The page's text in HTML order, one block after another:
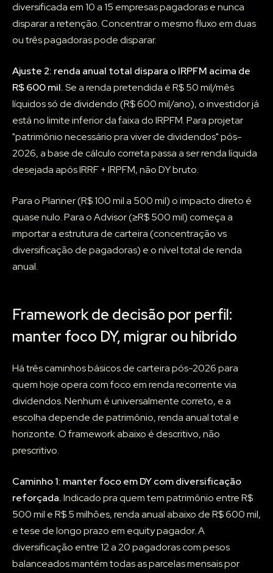
diversificada em 10 a 15 empresas pagadoras e nunca
disparar a retenção. Concentrar o mesmo fluxo em duas
ou três pagadoras pode disparar.
Ajuste 2: renda anual total dispara o IRPFM acima de
R$ 600 mil.Se a renda pretendida é R$ 50 mil/mês
líquidos só de dividendo (R$ 600 mil/ano), o investidor já
está no limite inferior da faixa do IRPFM. Para projetar
"patrimônio necessário pra viver de dividendos" pós-
2026, a base de cálculo correta passa a ser renda líquida
desejada após IRRF + IRPFM, não DY bruto.
Para o Planner (R$ 100 mil a 500 mil) o impacto direto é
quase nulo. Para o Advisor (≥R$ 500 mil) começa a
importar a estrutura de carteira (concentração vs
diversificação de pagadoras) e o nível total de renda
anual.
Framework de decisão por perfil:
manter foco DY, migrar ou híbrido
Há três caminhos básicos de carteira pós-2026 para
quem hoje opera com foco em renda recorrente via
dividendos. Nenhum é universalmente correto, e a
escolha depende de patrimônio, renda anual total e
horizonte. O framework abaixo é descritivo, não
prescritivo.
Caminho 1: manter foco em DY com diversificação
reforçada.Indicado pra quem tem patrimônio entre R$
500 mil e R$ 5 milhões, renda anual abaixo de R$ 600 mil,
e tese de longo prazo em equity pagador. A
diversificação entre 12 a 20 pagadoras com pesos
balanceados mantém todas as parcelas mensais por